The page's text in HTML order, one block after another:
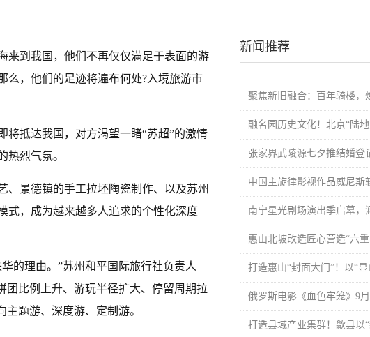
来到我国，他们不再仅仅满足于表面的游
么，他们的足迹将遍布何处?入境旅游市
将抵达我国，对方渴望一睹“苏超”的激情
热烈气氛。
、景德镇的手工拉坯陶瓷制作、以及苏州
式，成为越来越多人追求的个性化深度
的理由。”苏州和平国际旅行社负责人
团比例上升、游玩半径扩大、停留周期拉
题游、深度游、定制游。
新闻推荐
聚焦新旧融合：百年骑楼，
融名园历史文化！北京“陆
张家界武陵源七夕推结婚登
中国主旋律影视作品威尼斯
南宁星光剧场演出季启幕，
惠山北坡改造匠心营造“六
打造惠山“封面大门”！以“
俄罗斯电影《血色牢笼》9
打造县域产业集群！歙县以